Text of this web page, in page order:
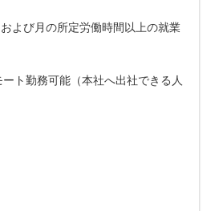
よび月の所定労働時間以上の就業
ト勤務可能（本社へ出社できる人